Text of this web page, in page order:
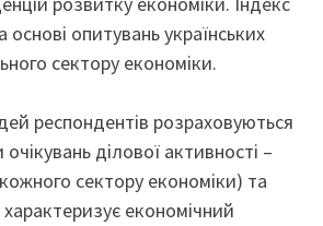
основі опитувань українських
сектору економіки.
респондентів розраховуються
ділової активності –
сектору економіки) та
економічний